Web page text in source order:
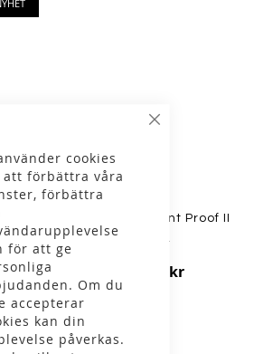
cookies
förbättra våra
förbättra
för att ge
Om du
accepterar
kan din
påverkas.
Haglöfs - W Front Proof II
Jacket
3 299,00 kr